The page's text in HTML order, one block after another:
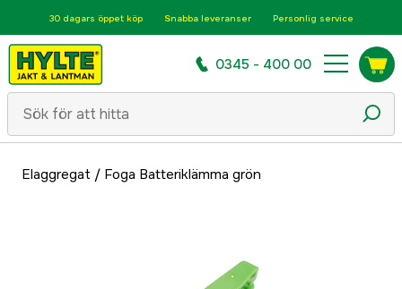
30 dagars öppet köp Snabba leveranser Personlig service
0345 - 400 00
Elaggregat / Foga Batteriklämma grön